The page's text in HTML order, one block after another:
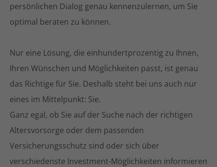
persönlichen Dialog genau kennenzulernen, um Sie
optimal beraten zu können.
Nur eine Lösung, die einhundertprozentig zu Ihnen,
Ihren Wünschen und Möglichkeiten passt, ist genau
das Richtige für Sie. Deshalb steht bei uns auch nur
eines im Mittelpunkt: Sie.
Ganz egal, ob Sie auf der Suche nach der richtigen
Altersvorsorge oder dem passenden
Versicherungsschutz sind oder sich über
verschiedenste Investment-Möglichkeiten informieren